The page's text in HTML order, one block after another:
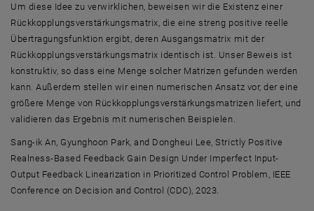
Um diese Idee zu verwirklichen, beweisen wir die Existenz einer
Rückkopplungsverstärkungsmatrix, die eine streng positive reelle
Übertragungsfunktion ergibt, deren Ausgangsmatrix mit der
Rückkopplungsverstärkungsmatrix identisch ist. Unser Beweis ist
konstruktiv, so dass eine Menge solcher Matrizen gefunden werden
kann. Außerdem stellen wir einen numerischen Ansatz vor, der eine
größere Menge von Rückkopplungsverstärkungsmatrizen liefert, und
validieren das Ergebnis mit numerischen Beispielen.
Sang-ik An, Gyunghoon Park, and Dongheui Lee, Strictly Positive
Realness-Based Feedback Gain Design Under Imperfect Input-
Output Feedback Linearization in Prioritized Control Problem, IEEE
Conference on Decision and Control (CDC), 2023.